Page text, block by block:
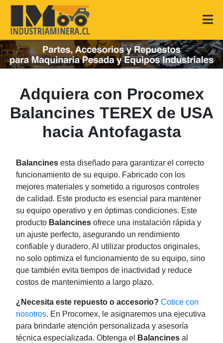
Adquiera con Procomex
Balancines TEREX de USA
hacia Antofagasta
Balancines esta diseñado para garantizar el correcto
funcionamiento de su equipo. Fabricado con los
mejores materiales y sometido a rigurosos controles
de calidad. Este producto es esencial para mantener
su equipo operativo y en óptimas condiciones. Este
producto Balancines ofrece una instalación rápida y
un ajuste perfecto, asegurando un rendimiento
confiable y duradero. Al utilizar productos originales,
no solo optimiza el funcionamiento de su equipo, sino
que también evita tiempos de inactividad y reduce
costos de mantenimiento a largo plazo.
¿Necesita este repuesto o accesorio? Cotice con
nosotros. En Procomex, le asignaremos una ejecutiva
para brindarle atención personalizada y asesoría
técnica especializada. Obtenga el
Balancines al